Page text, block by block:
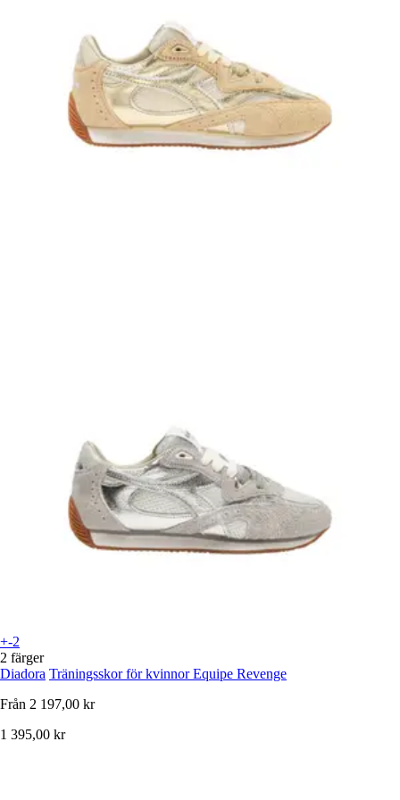
+-2
2 färger
Diadora Träningsskor för kvinnor Equipe Revenge
Från 2 197,00 kr
1 395,00 kr